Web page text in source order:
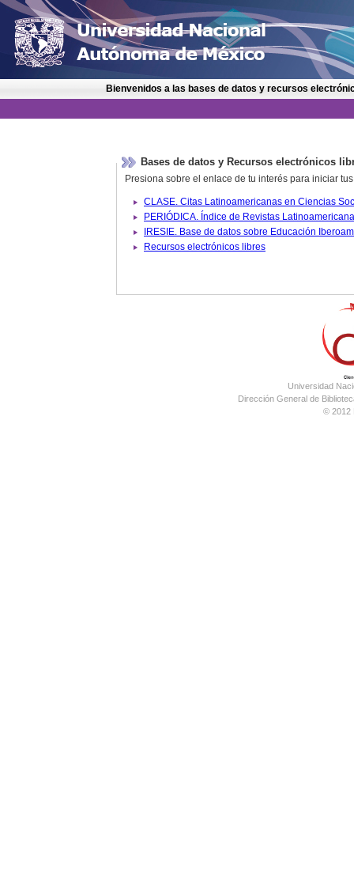
Bienvenidos a las bases de datos y recursos
Bases de datos y Recursos electrónicos
Presiona sobre el enlace de tu interés para iniciar
IRESIE. Base de datos
Recursos electrónicos libres
Universidad
Dirección General de
© 2012